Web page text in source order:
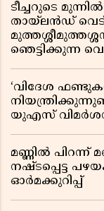
ടീച്ചറുടെ
തായ്‌ലൻഡ്
ഞെട്ടിക്കുന്ന
‘വിദേശ
യുഎസ്
മണ്ണിൽ പിറന്ന്
നഷ്ടപ്പെട്ട
ഓർമക്കുറിപ്പ്